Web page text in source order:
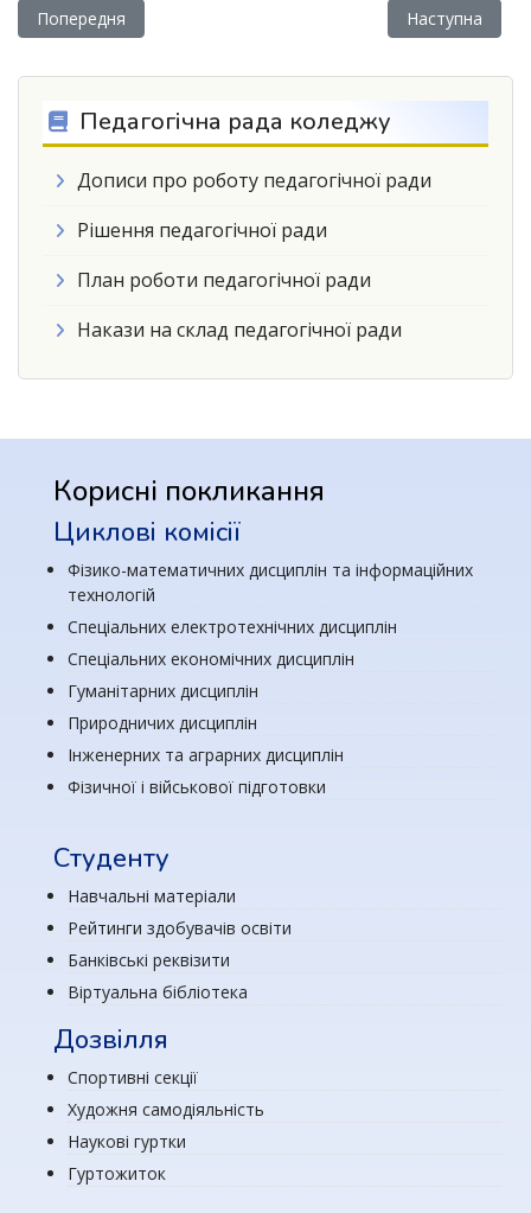
Попередня стаття: Якість освіти під час очного навчання
Попередня Наступна
Наступна
Педагогічна рада коледжу
Дописи про роботу педагогічної ради
Рішення педагогічної ради
План роботи педагогічної ради
Накази на склад педагогічної ради
Корисні покликання
Циклові комісії
Фізико-математичних дисциплін та інформаційних
технологій
Спеціальних електротехнічних дисциплін
Спеціальних економічних дисциплін
Гуманітарних дисциплін
Природничих дисциплін
Інженерних та аграрних дисциплін
Фізичної і військової підготовки
Студенту
Навчальні матеріали
Рейтинги здобувачів освіти
Банківські реквізити
Віртуальна бібліотека
Дозвілля
Спортивні секції
Художня самодіяльність
Наукові гуртки
Гуртожиток